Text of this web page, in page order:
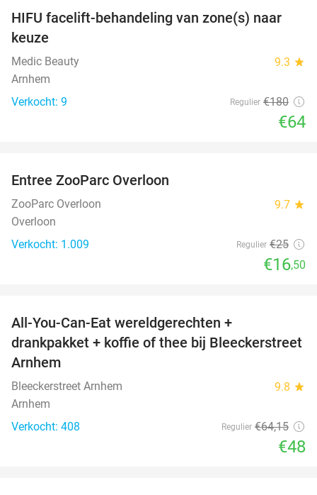
64%
HIFU facelift-behandeling van zone(s) naar
keuze
Medic Beauty 9.3 star
Arnhem
Verkocht: 9
Regulier €180
€64
Entree ZooParc Overloon
ZooParc Overloon 9.7 star
Overloon
Verkocht: 1.009
Regulier €25
€16,50
All-You-Can-Eat wereldgerechten +
drankpakket + koffie of thee bij Bleeckerstreet
Arnhem
Bleeckerstreet Arnhem 9.8 star
Arnhem
Verkocht: 408
Regulier €64,15
€48